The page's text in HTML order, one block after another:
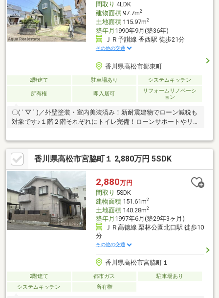
間取り 4LDK
建物面積97.7m2
土地面積115.97m2
築年月 1990年9月(築36年)
ＪＲ予讃線 香西駅 徒歩21分
その他の交通
香川県高松市郷東町
2階建て 駐車場あり システムキッチン
所有権 即入居可
リフォームリノベーシ
ョン
〇( ´ ▽ ` )／外壁塗装・室内美装済み！新耐震建物でローン減税も
対象です♪１階２階それぞれにトイレ完備！ローンサポートやリフ
ォーム業者紹介有り！（室内設備はリフォームが必要となりま
す）トイレが2ヶ所にあるので複数人でも快適に暮らせます。魅力
が満載の素敵な4LDK物件の情報をご用意しています。掃除の手間
がかからないフローリングの物件です。動線を意識したデザイン
のシステムキッチン付きで作業能率が上がります。3口コンロが付
いているので、たくさん作る場合でも同時に料理を進められま
す。南向きの物件をお探しの方、コチラよりご覧ください。綺麗
な室内の中古戸建て物件で素敵な日々をおくりませんか。
香川県高松市宮脇町１ 2,880万円 5SDK
2,880万円
間取り 5SDK
建物面積151.61m2
土地面積140.28m2
築年月 1997年6月(築29年3ヶ月)
ＪＲ高徳線 栗林公園北口駅 徒歩10
分
その他の交通
香川県高松市宮脇町１
2階建て 都市ガス
駐車場あり
システムキッチン
所有権